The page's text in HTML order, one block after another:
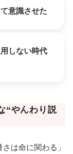
意識させた
しない時代
“やんわり説
は命に関わる」